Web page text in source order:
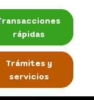
rápidas
Trámites y
servicios